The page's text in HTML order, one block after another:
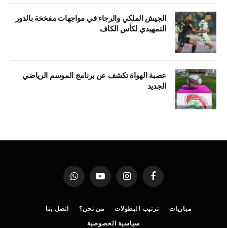
الجيش الملكي والرجاء في مواجهات مفخخة بالدور
التمهيدي لكأس الكاف
عصبة الهواة تكشف عن برنامج الموسم الرياضي
الجديد
فيسبوك الانستغراميوتيوب واتساب
مباريات ترتيب البطولات من نحن؟
اتصل بنا
سياسية الخصوصية